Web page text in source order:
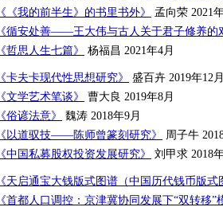
《《我的前半生》的书里书外》
孟向荣 2021
《循安处善——王大伟与古人关于君子修养的
《哲思人生七篇》
杨福昌 2021年4月
《卡夫卡现代性思想研究》
盛百卉 2019年12
《文学艺术笔谈》
曹大良 2019年8月
《俗谚法意》
魏涛 2018年9月
《以道驭技——陈师曾篆刻研究》
周子牛
《中国私募股权投资发展研究》
刘甲求 2018
《天启通宝大钱版式图谱（中国历代钱币版式
《首都人口调控：京津冀协同发展下“双转移”